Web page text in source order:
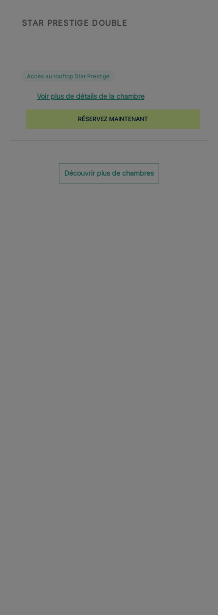
STAR PRESTIGE DOUBLE
Accès au rooftop Star Prestige
Voir plus de détails de la chambre
RÉSERVEZ MAINTENANT
Découvrir plus de chambres